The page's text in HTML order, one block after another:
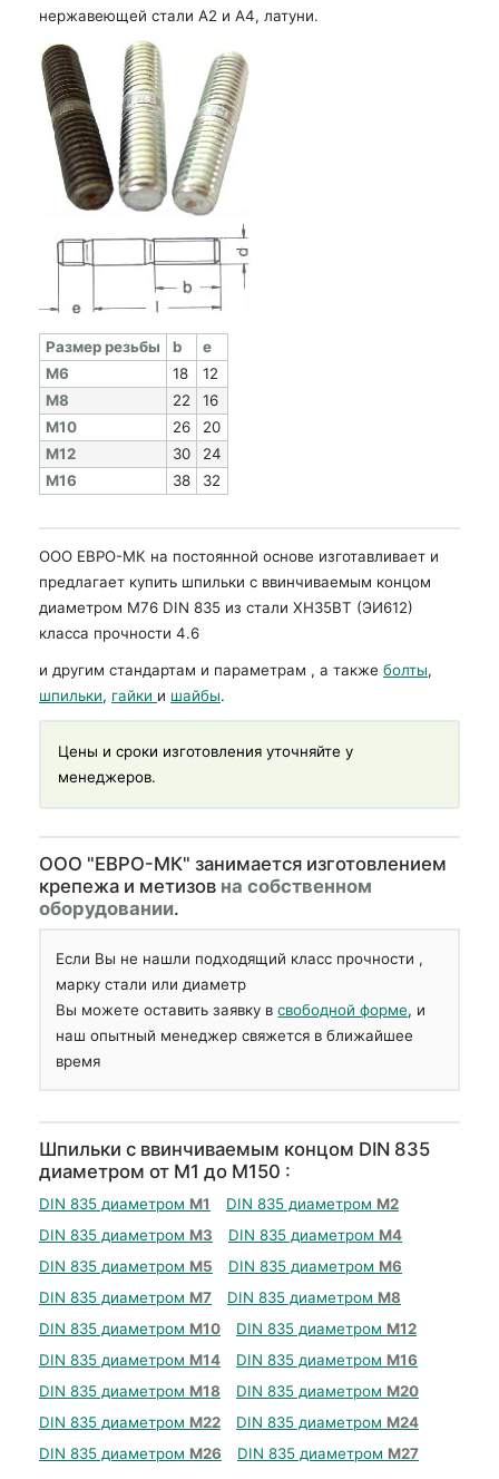
нержавеющей стали А2 и А4, латуни.
Раз­мер резь­бы b
e
M6
18
12
M8
22
16
M10
26
20
M12
30
24
M16
38 32
ООО ЕВРО-МК на постоянной основе изготавливает и
предлагает купить шпильки с ввинчиваемым концом
диаметром М76 DIN 835 из стали ХН35ВТ (ЭИ612)
класса прочности 4.6
и другим стандартам и параметрам , а также болты,
шпильки, гайки и шайбы.
Цены и сроки изготовления уточняйте у
менеджеров.
OOO "ЕВРО-МК" занимается изготовлением
крепежа и метизов на собственном
оборудовании.
Если Вы не нашли подходящий класс прочности ,
марку стали или диаметр
Вы можете оставить заявку всвободной форме, и
наш опытный менеджер свяжется в ближайшее
время
Шпильки с ввинчиваемым концом DIN 835
диаметром от М1 до М150 :
DIN 835 диаметром М1 DIN 835 диаметром М2
DIN 835 диаметром М3 DIN 835 диаметром М4
DIN 835 диаметром М5 DIN 835 диаметром М6
DIN 835 диаметром М7 DIN 835 диаметром М8
DIN 835 диаметром М10 DIN 835 диаметром М12
DIN 835 диаметром М14 DIN 835 диаметром М16
DIN 835 диаметром М18 DIN 835 диаметром М20
DIN 835 диаметром М22 DIN 835 диаметром М24
DIN 835 диаметром М26 DIN 835 диаметром М27